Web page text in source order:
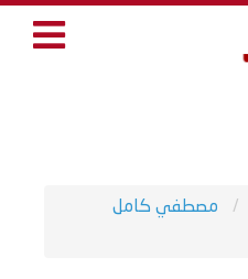
مصطفي كامل